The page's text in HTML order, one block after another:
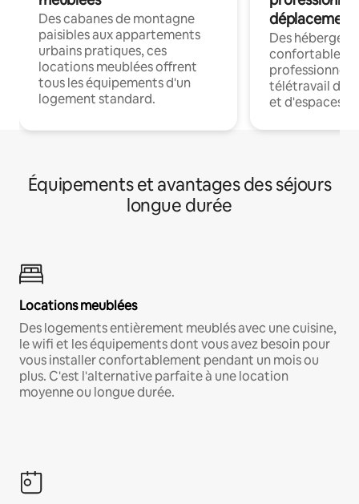
Des cabanes de montagne
paisibles aux appartements
urbains pratiques, ces
locations meublées offrent
tous les équipements d'un
logement standard.
déplacement
Des
confortables
professionnels
télétravail
et d'espaces
Équipements et avantages des séjours
longue durée
Locations meublées
Des logements entièrement meublés avec une cuisine,
le wifi et les équipements dont vous avez besoin pour
vous installer confortablement pendant un mois ou
plus. C'est l'alternative parfaite à une location
moyenne ou longue durée.